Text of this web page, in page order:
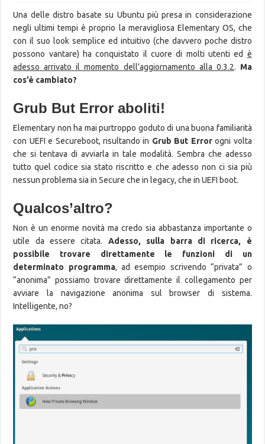
Una delle distro basate su Ubuntu più presa in considerazione
negli ultimi tempi è proprio la meravigliosa Elementary OS, che
con il suo look semplice ed intuitivo (che davvero poche distro
possono vantare) ha conquistato il cuore di molti utenti ed è
adesso arrivato il momento dell’aggiornamento alla 0.3.2. Ma
cos’è cambiato?
Grub But Error aboliti!
Elementary non ha mai purtroppo goduto di una buona familiarità
con UEFI e Secureboot, risultando in Grub But Errorogni volta
che si tentava di avviarla in tale modalità. Sembra che adesso
tutto quel codice sia stato riscritto e che adesso non ci sia più
nessun problema sia in Secure che in legacy, che in UEFI boot.
Qualcos’altro?
Non è un enorme novità ma credo sia abbastanza importante o
utile da essere citata. Adesso, sulla barra di ricerca, è
possibile trovare direttamente le funzioni di un
determinato programma, ad esempio scrivendo “privata” o
“anonima” possiamo trovare direttamente il collegamento per
avviare la navigazione anonima sul browser di sistema.
Intelligente, no?